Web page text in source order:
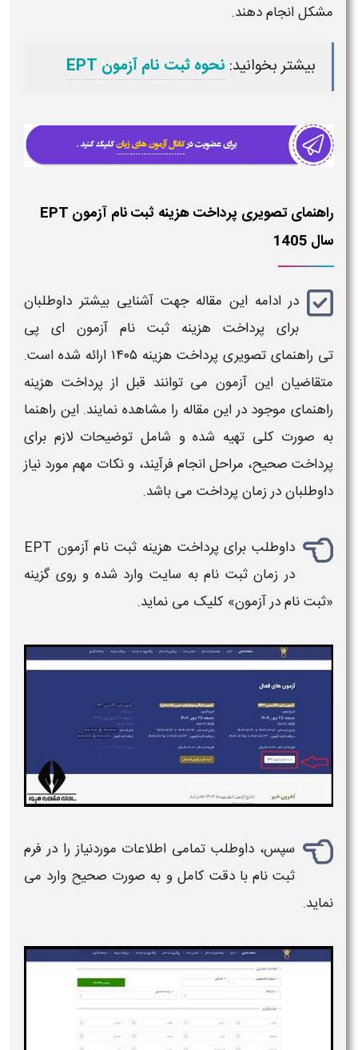
مشکل انجام دهند.
بیشتر بخوانید: نحوه ثبت نام آزمون EPT
راهنمای تصویری پرداخت هزینه ثبت نام آزمون EPT
سال 1405
در ادامه این مقاله جهت آشنایی بیشتر داوطلبان
برای پرداخت هزینه ثبت نام آزمون ای پی
تی راهنمای تصویری پرداخت هزینه ۱۴۰۵
ارائه شده است.
متقاضیان این آزمون می توانند قبل از پرداخت هزینه
راهنمای موجود در این مقاله را مشاهده نمایند. این راهنما
به صورت کلی تهیه شده و شامل توضیحات لازم برای
پرداخت صحیح، مراحل انجام فرآیند، و نکات مهم مورد نیاز
داوطلبان در زمان پرداخت می‌ باشد.
داوطلب برایپرداخت هزینه ثبت نام آزمون EPT
در زمان ثبت‌ نام به سایت وارد شده و روی گزینه
«ثبت‌ نام در آزمون» کلیک می‌ نماید.
سپس، داوطلب تمامی اطلاعات موردنیاز را در فرم
ثبت‌ نام با دقت کامل و به‌ صورت صحیح وارد می‌
نماید.